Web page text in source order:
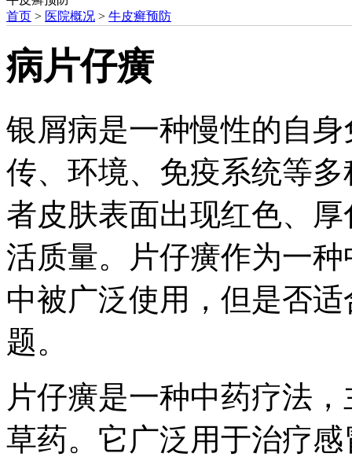
首页 > 医院概况 > 牛皮癣预防
病片仔癀
银屑病是一种慢性的自
传、环境、免疫系统等
者皮肤表面出现红色、
活质量。片仔癀作为一
中被广泛使用，但是否
题。
片仔癀是一种中药疗法
草药。它广泛用于治疗